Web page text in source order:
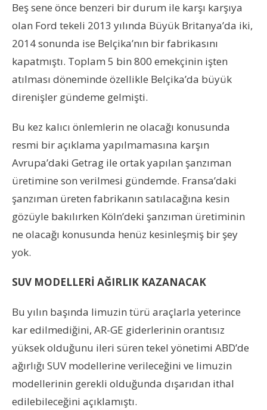
Beş sene önce benzeri bir durum ile karşı karşıya
olan Ford tekeli 2013 yılında Büyük Britanya’da iki,
2014 sonunda ise Belçika’nın bir fabrikasını
kapatmıştı. Toplam 5 bin 800 emekçinin işten
atılması döneminde özellikle Belçika’da büyük
direnişler gündeme gelmişti.
Bu kez kalıcı önlemlerin ne olacağı konusunda
resmi bir açıklama yapılmamasına karşın
Avrupa’daki Getrag ile ortak yapılan şanzıman
üretimine son verilmesi gündemde. Fransa’daki
şanzıman üreten fabrikanın satılacağına kesin
gözüyle bakılırken Köln’deki şanzıman üretiminin
ne olacağı konusunda henüz kesinleşmiş bir şey
yok.
SUV MODELLERİ AĞIRLIK KAZANACAK
Bu yılın başında limuzin türü araçlarla yeterince
kar edilmediğini, AR-GE giderlerinin orantısız
yüksek olduğunu ileri süren tekel yönetimi ABD’de
ağırlığı SUV modellerine verileceğini ve limuzin
modellerinin gerekli olduğunda dışarıdan ithal
edilebileceğini açıklamıştı.